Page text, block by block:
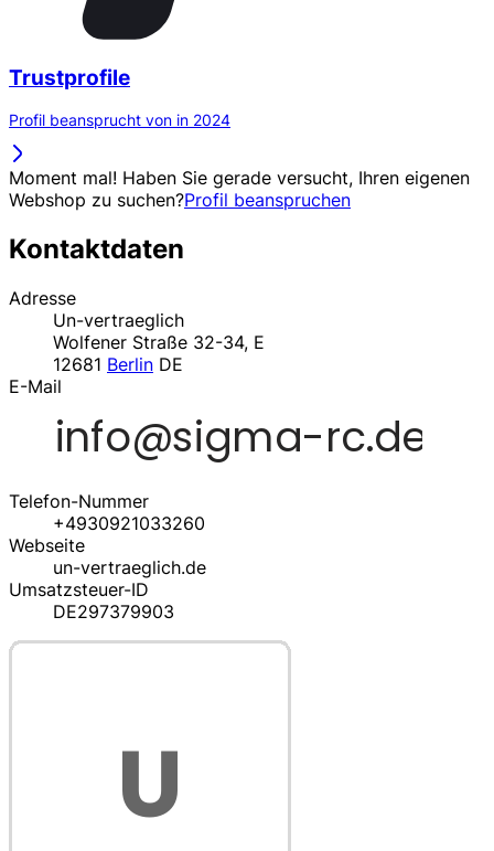
Trustprofile
Profil beansprucht von in 2024
Moment mal! Haben Sie gerade versucht, Ihren eigenen
Webshop zu suchen?Profil beanspruchen
Kontaktdaten
Adresse
Un-vertraeglich
Wolfener Straße 32-34, E
12681 Berlin DE
E-Mail
Telefon-Nummer
+4930921033260
Webseite
un-vertraeglich.de
Umsatzsteuer-ID
DE297379903